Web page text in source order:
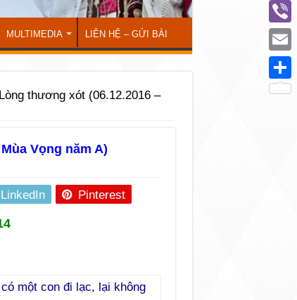
MULTIMEDIA LIÊN HỆ – GỬI BÀI
Lòng thương xót (06.12.2016 –
Vọng năm A)
LinkedIn Pinterest
một con đi lạc, lại không
Viber